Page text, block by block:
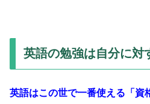
英語の勉強は自分に対
英語はこの世で一番使える「資